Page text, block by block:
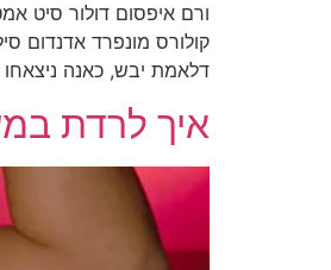
ורם איפסום דולור סיט
קולורס מונפרד אדנדום
דלאמת יבש, כאנה
איך לרדת